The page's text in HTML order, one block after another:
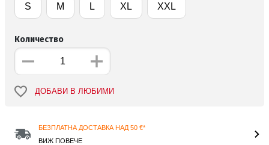
S M L XL XXL
Количество
ДОБАВИ В ЛЮБИМИ
БЕЗПЛАТНА ДОСТАВКА НАД 50 €*
ВИЖ ПОВЕЧЕ